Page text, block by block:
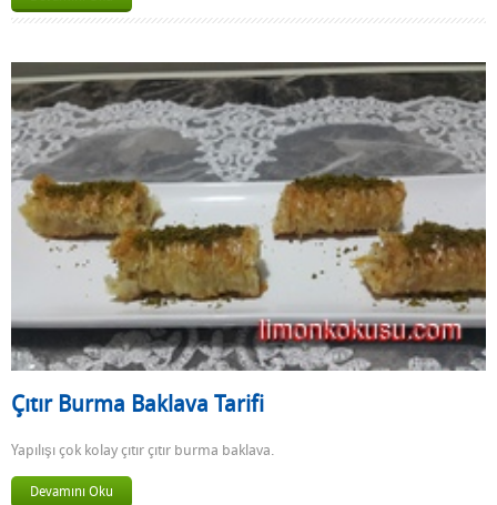
Çıtır Burma Baklava Tarifi
Yapılışı çok kolay çıtır çıtır burma baklava.
Devamını Oku